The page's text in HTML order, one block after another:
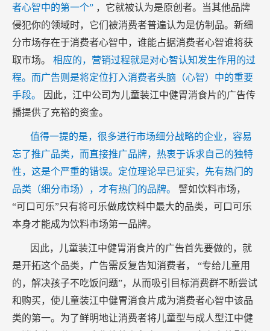
者心智中的第一个” ，它就被认为是原创者。当其他品牌
侵犯你的领域时，它们被消费者普遍认为是仿制品。新细
分市场存在于消费者心智中，谁能占据消费者心智谁将获
取市场。 相应的，营销过程就是对心智认知发生作用的过
程。而广告则是将定位打入消费者头脑（心智）中的重要
手段。
因此，江中公司为儿童装江中健胃消食片的广告传
播提供了充裕的资金。
值得一提的是，很多进行市场细分战略的企业，容易
忘了推广品类，而直接推广品牌，热衷于诉求自己的独特
性，这是个严重的错误。定位理论早已证实，先有热门的
品类（细分市场），才有热门的品牌。 譬如饮料市场，
“可口可乐”只有将可乐做成饮料中最大的品类，可口可乐
本身才能成为饮料市场第一品牌。
因此，儿童装江中健胃消食片的广告首先要做的，就
是开拓这个品类，广告需反复告知消费者， “专给儿童用
的，解决孩子不吃饭问题”，从而吸引目标消费群不断尝试
和购买，使儿童装江中健胃消食片成为消费者心智中该品
类的第一。为了鲜明地让消费者将儿童型与成人型江中健